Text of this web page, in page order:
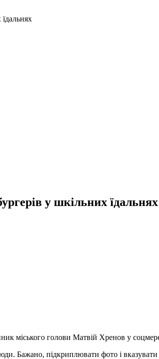
у шкільних їдальнях
міського голови Матвій Хренов у
Бажано, підкриплювати фото і вказувати